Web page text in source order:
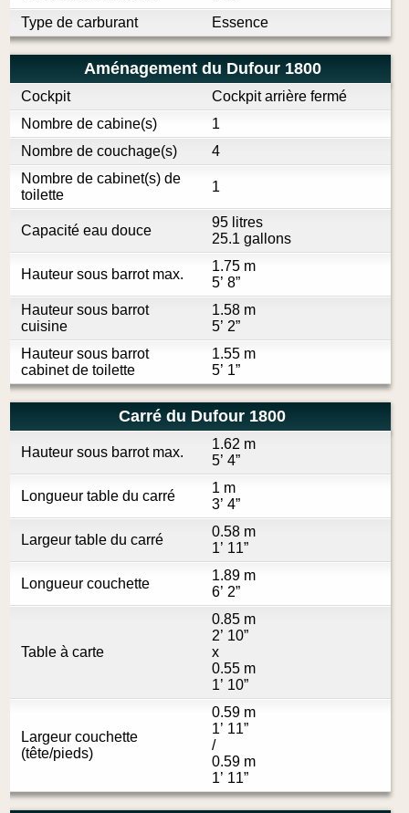
Type de carburant
Essence
Aménagement du Dufour 1800
Cockpit
Cockpit arrière fermé
Nombre de cabine(s)
1
Nombre de couchage(s)
4
Nombre de cabinet(s) de
toilette
1
Capacité eau douce
95 litres
25.1 gallons
Hauteur sous barrot max.
1.75 m
5’ 8”
Hauteur sous barrot
cuisine
1.58 m
5’ 2”
Hauteur sous barrot
cabinet de toilette
1.55 m
5’ 1”
Carré du Dufour 1800
Hauteur sous barrot max.
1.62 m
5’ 4”
Longueur table du carré
1 m
3’ 4”
Largeur table du carré
0.58 m
1’ 11”
Longueur couchette
1.89 m
6’ 2”
Table à carte
0.85 m
2’ 10”
x
0.55 m
1’ 10”
Largeur couchette
(tête/pieds)
0.59 m
1’ 11”
/
0.59 m
1’ 11”